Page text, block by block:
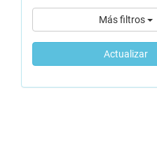
Más filtros
Actualizar